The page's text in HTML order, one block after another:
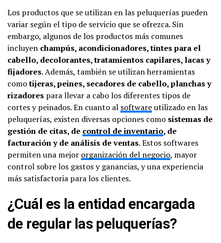
Los productos que se utilizan en las peluquerías pueden
variar según el tipo de servicio que se ofrezca. Sin
embargo, algunos de los productos más comunes
incluyen champús, acondicionadores, tintes para el
cabello, decolorantes, tratamientos capilares, lacas y
fijadores. Además, también se utilizan herramientas
comotijeras, peines, secadores de cabello, planchas y
rizadores para llevar a cabo los diferentes tipos de
cortes y peinados. En cuanto al softwareutilizado en las
peluquerías, existen diversas opciones como sistemas de
gestión de citas, de control de inventario, de
facturación y de análisis de ventas. Estos softwares
permiten una mejor organización del negocio, mayor
control sobre los gastos y ganancias, y una experiencia
más satisfactoria para los clientes.
¿Cuál es la entidad encargada
de regular las peluquerías?